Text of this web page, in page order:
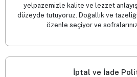
yelpazemizle kalite ve lezzet
düzeyde tutuyoruz. Doğallık ve
özenle seçiyor ve
İptal ve İade